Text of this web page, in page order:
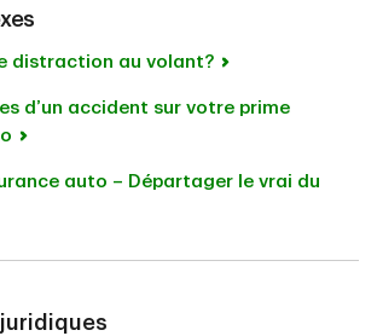
distraction au volant?
d’un accident sur votre prime
auto – Départager le vrai du